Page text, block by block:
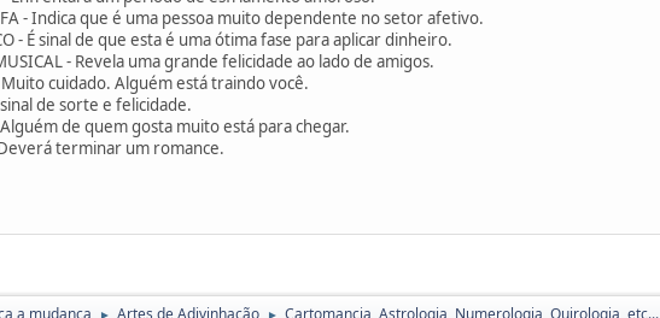
- Indica que é uma pessoa muito dependente no setor afetivo.
- É sinal de que esta é uma ótima fase para aplicar dinheiro.
- Revela uma grande felicidade ao lado de amigos.
Muito cuidado. Alguém está traindo você.
sinal de sorte e felicidade.
Alguém de quem gosta muito está para chegar.
terminar um romance.
a mudança ► Artes de Adivinhação ► Cartomancia, Astrologia, Numerologia, Quirologia, etc...